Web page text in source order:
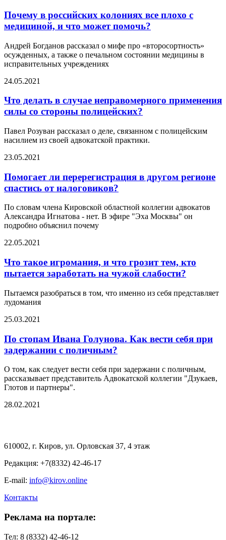
Почему в российских колониях все плохо с
медициной, и что может помочь?
Андрей Богданов рассказал о мифе про «второсортность»
осужденных, а также о печальном состоянии медицины в
исправительных учреждениях
24.05.2021
Что делать в случае неправомерного применения
силы со стороны полицейских?
Павел Розуван рассказал о деле, связанном с полицейским
насилием из своей адвокатской практики.
23.05.2021
Помогает ли перерегистрация в другом регионе
спастись от налоговиков?
По словам члена Кировской областной коллегии адвокатов
Александра Игнатова - нет. В эфире "Эха Москвы" он
подробно объяснил почему
22.05.2021
Что такое игромания, и что грозит тем, кто
пытается заработать на чужой слабости?
Пытаемся разобраться в том, что именно из себя представляет
лудомания
25.03.2021
По стопам Ивана Голунова. Как вести себя при
задержании с поличным?
О том, как следует вести себя при задержани с поличным,
рассказывает представитель Адвокатской коллегии "Дзукаев,
Глотов и партнеры".
28.02.2021
610002, г. Киров, ул. Орловская 37, 4 этаж
Редакция: +7(8332) 42-46-17
E-mail: info@kirov.online
Контакты
Реклама на портале:
Тел: 8 (8332) 42-46-12